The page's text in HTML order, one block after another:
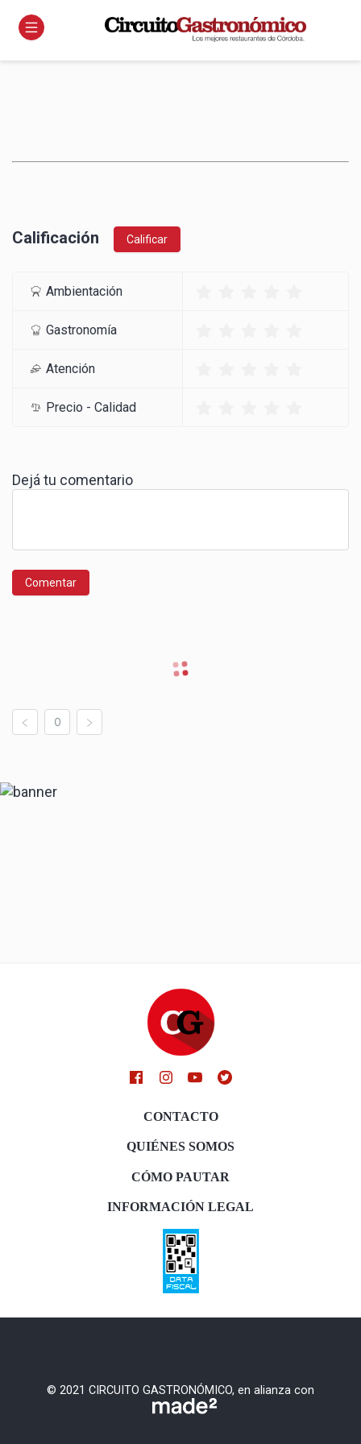
Calificación Calificar
Ambientación
Gastronomía
Atención
Precio - Calidad
Dejá tu comentario
Comentar
0
CONTACTO
QUIÉNES SOMOS
CÓMO PAUTAR
INFORMACIÓN LEGAL
© 2021 CIRCUITO GASTRONÓMICO, en alianza con